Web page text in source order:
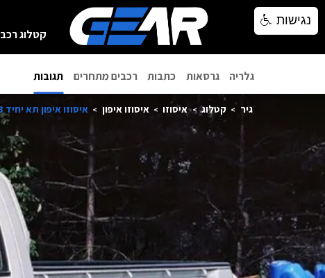
קטלוג רכב
גלריה גרסאות כתבות רכבים מתחרים תגובות
גיר קטלוג איסוזו איסוזו איפון איסוזו איפון תא יחיד 2003
נגישות
נגישות